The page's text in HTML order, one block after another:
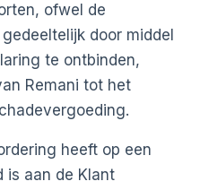
ofwel de
door middel
te ontbinden,
Remani tot het
heeft op een
is aan de Klant